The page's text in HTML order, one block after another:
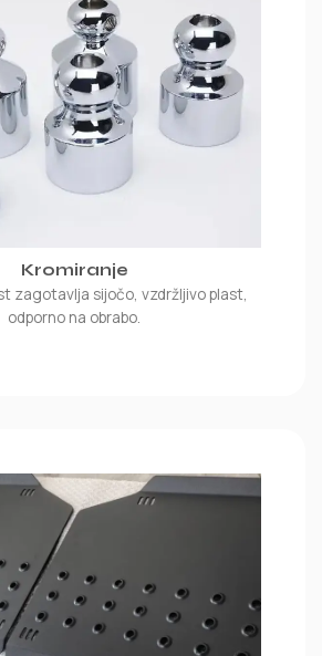
Kromiranje
zagotavlja sijočo, vzdržljivo plast,
odporno na obrabo.